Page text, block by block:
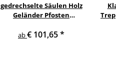
gedrechselte Säulen Holz
Geländer Pfosten
Holzpfosten Holzsäulen
ab€ 101,65*